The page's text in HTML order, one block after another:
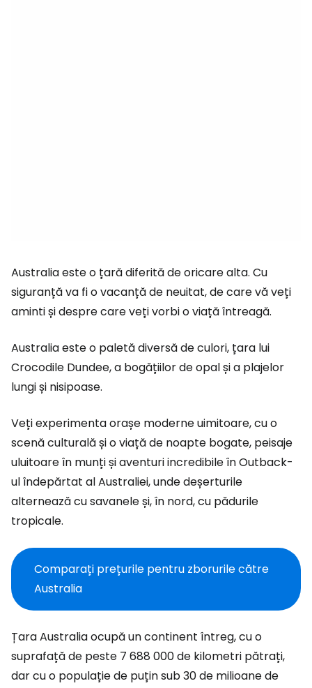
Australia este o țară diferită de oricare alta. Cu
siguranță va fi o vacanță de neuitat, de care vă veți
aminti și despre care veți vorbi o viață întreagă.
Australia este o paletă diversă de culori, țara lui
Crocodile Dundee, a bogățiilor de opal și a plajelor
lungi și nisipoase.
Veți experimenta orașe moderne uimitoare, cu o
scenă culturală și o viață de noapte bogate, peisaje
uluitoare în munți și aventuri incredibile în Outback-
ul îndepărtat al Australiei, unde deșerturile
alternează cu savanele și, în nord, cu pădurile
tropicale.
Comparați prețurile pentru zborurile către
Australia
Țara Australia ocupă un continent întreg, cu o
suprafață de peste 7 688 000 de kilometri pătrați,
dar cu o populație de puțin sub 30 de milioane de